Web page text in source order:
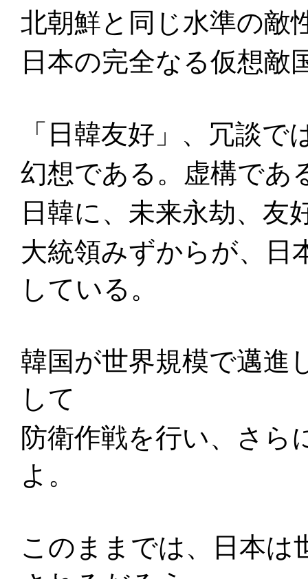
北朝鮮と同じ水準の敵
日本の完全なる仮想敵
「日韓友好」、冗談で
幻想である。虚構であ
日韓に、未来永劫、友
大統領みずからが、日
している。
韓国が世界規模で邁進
して
防衛作戦を行い、さら
よ。
このままでは、日本は